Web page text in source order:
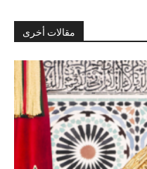
مقالات أخرى